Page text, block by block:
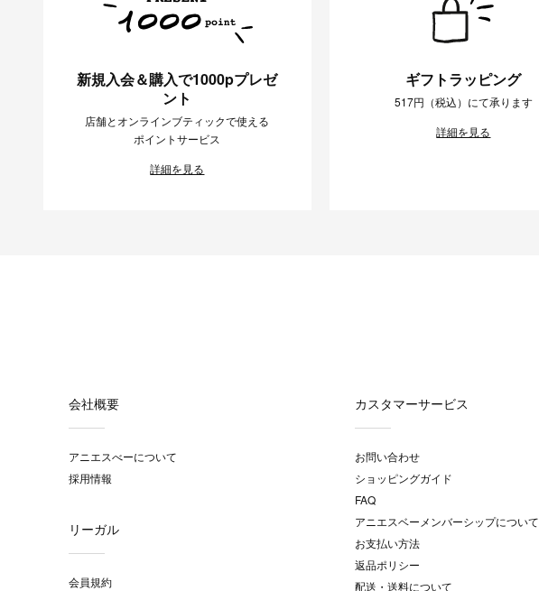
新規入会＆購入で1000pプレゼ
ント
店舗とオンラインブティックで使える
ポイントサービス
詳細を見る
ギフトラッピング
517円（税込）にて承ります
詳細を見る
会社概要
アニエスべーについて
採用情報
リーガル
会員規約
カスタマーサービス
お問い合わせ
ショッピングガイド
FAQ
アニエスベーメンバーシップについて
お支払い方法
返品ポリシー
配送・送料について